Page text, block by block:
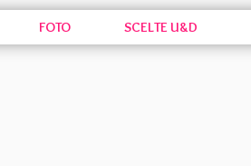
FOTO SCELTE U&D